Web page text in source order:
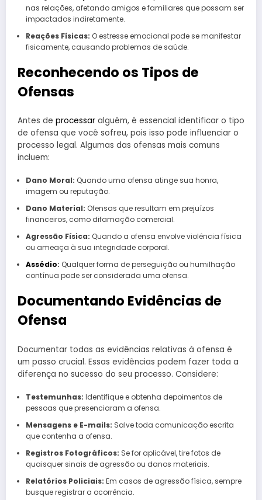
nas relações, afetando amigos e familiares que possam ser
impactados indiretamente.
Reações Físicas: O estresse emocional pode se manifestar
fisicamente, causando problemas de saúde.
Reconhecendo os Tipos de
Ofensas
Antes de processar alguém, é essencial identificar o tipo
de ofensa que você sofreu, pois isso pode influenciar o
processo legal. Algumas das ofensas mais comuns
incluem:
Dano Moral: Quando uma ofensa atinge sua honra,
imagem ou reputação.
Dano Material: Ofensas que resultam em prejuízos
financeiros, como difamação comercial.
Agressão Física: Quando a ofensa envolve violência física
ou ameaça à sua integridade corporal.
Assédio: Qualquer forma de perseguição ou humilhação
contínua pode ser considerada uma ofensa.
Documentando Evidências de
Ofensa
Documentar todas as evidências relativas à ofensa é
um passo crucial. Essas evidências podem fazer toda a
diferença no sucesso do seu processo. Considere:
Testemunhas: Identifique e obtenha depoimentos de
pessoas que presenciaram a ofensa.
Mensagens e E-mails: Salve toda comunicação escrita
que contenha a ofensa.
Registros Fotográficos: Se for aplicável, tire fotos de
quaisquer sinais de agressão ou danos materiais.
Relatórios Policiais: Em casos de agressão física, sempre
busque registrar a ocorrência.